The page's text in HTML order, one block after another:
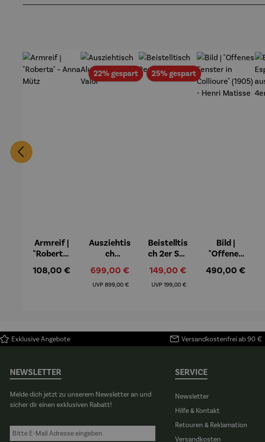
Armreif |
"Roberta"
Mütz
Regulärer Preis:
108,00 €
22% gespartRabatt
Ausziehtis
ch
m – Valor
Verkaufspreis:
699,00 €
UVP Regulärer Preis:
899,00 €
25% gespartRabatt
Beistelltis
ch 2er Set
Verkaufspreis:
149,00 €
UVP Regulärer Preis:
199,00 €
Bild |
"Offenes
Collioure"
Regulärer Preis:
490,00 €
Exklusive Angebote Versandkostenfrei ab 90 €
NEWSLETTER
Melde dich jetzt zu unserem Newsletter an und
sicher dir einen exklusiven Rabatt!
SERVICE
Newsletter
Hilfe & Kontakt
Retouren & Reklamation
Versandkosten